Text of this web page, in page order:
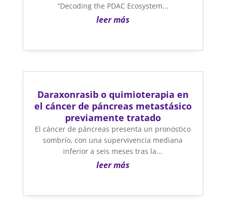
“Decoding the PDAC Ecosystem...
leer más
Daraxonrasib o quimioterapia en
el cáncer de páncreas metastásico
previamente tratado
El cáncer de páncreas presenta un pronóstico
sombrío, con una supervivencia mediana
inferior a seis meses tras la...
leer más